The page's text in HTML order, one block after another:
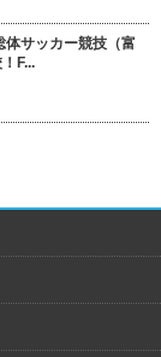
サッカー競技（富
F...